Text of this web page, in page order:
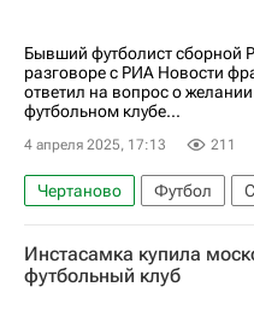
Бывший футболист сборной
разговоре с РИА Новости
ответил на вопрос о
футбольном клубе...
4 апреля 2025, 17:13 211
Чертаново Футбол
Александр Мостовой
Инстасамка (Дарья
Инстасамка купила
футбольный клуб